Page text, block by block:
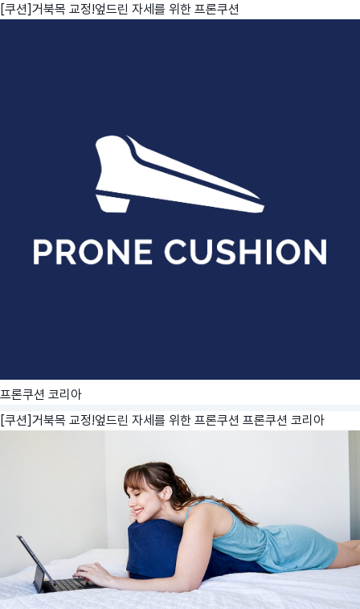
[쿠션]거북목 교정!엎드린 자세를 위한 프론쿠션
프론쿠션 코리아
[쿠션]거북목 교정!엎드린 자세를 위한 프론쿠션 프론쿠션 코리아